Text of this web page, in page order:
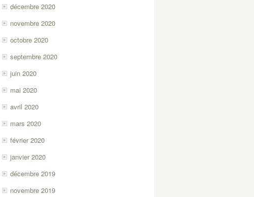
décembre 2020
novembre 2020
octobre 2020
septembre 2020
juin 2020
mai 2020
avril 2020
mars 2020
février 2020
janvier 2020
décembre 2019
novembre 2019